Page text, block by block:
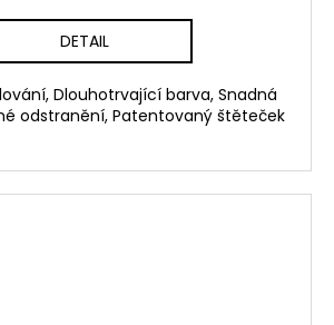
DETAIL
Dlouhotrvající barva, Snadná
odstranění, Patentovaný štěteček